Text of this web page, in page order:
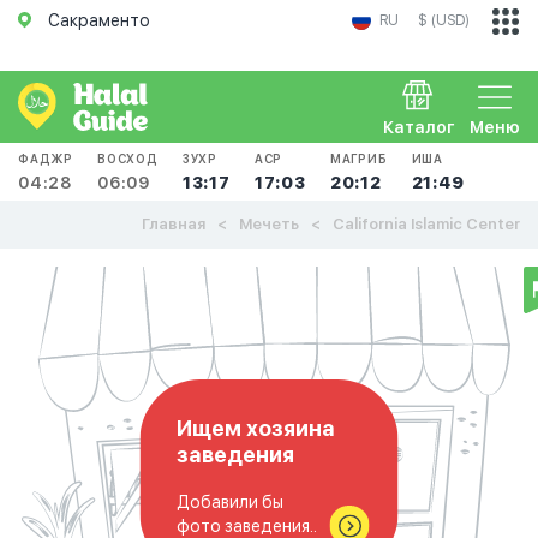
Сакраменто RU $ (USD)
Меню
Каталог
ФАДЖР
04:28
ВОСХОД
06:09
ЗУХР
13:17
АСР
17:03
МАГРИБ
20:12
ИША
21:49
Главная Мечеть California Islamic Center
Ищем хозяина
заведения
Добавили бы
фото заведения..